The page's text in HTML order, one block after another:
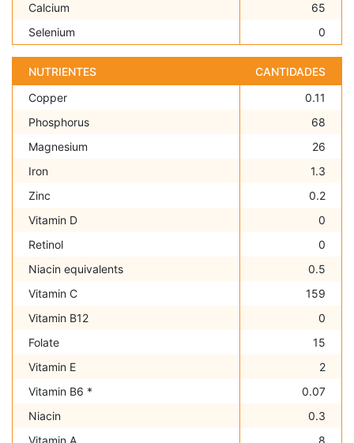
Calcium
65
Selenium
0
NUTRIENTES
CANTIDADES
Copper
0.11
Phosphorus
68
Magnesium
26
Iron
1.3
Zinc
0.2
Vitamin D
0
Retinol
0
Niacin equivalents
0.5
Vitamin C
159
Vitamin B12
0
Folate
15
Vitamin E
2
Vitamin B6 *
0.07
Niacin
0.3